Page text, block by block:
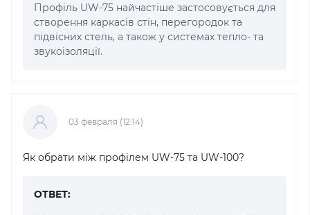
Профіль UW-75 найчастіше застосовується для
створення каркасів стін, перегородок та
підвісних стель, а також у системах тепло- та
звукоізоляції.
03 февраля (12:14)
Як обрати між профілем UW-75 та UW-100?
ОТВЕТ: